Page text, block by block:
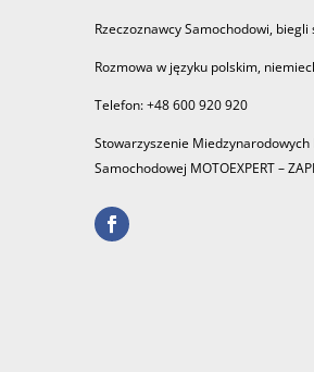
Rzeczoznawcy Samochodowi,
Rozmowa w języku polskim,
Telefon: +48 600 920 920
Stowarzyszenie Miedzynarodowych
Samochodowej MOTOEXPERT –